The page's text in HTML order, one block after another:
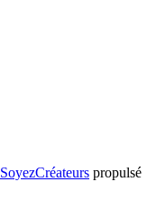
SoyezCréateurs propulsé